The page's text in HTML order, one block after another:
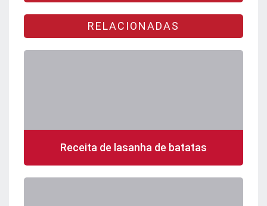
RELACIONADAS
Receita de lasanha de batatas